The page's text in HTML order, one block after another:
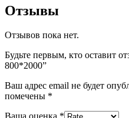
Отзывы
Отзывов пока нет.
Будьте первым, кто оставит
800*2000”
Ваш адрес email не будет
помечены *